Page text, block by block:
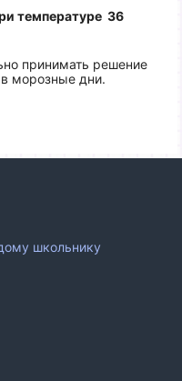
температуре 36
принимать решение
морозные дни.
школьнику